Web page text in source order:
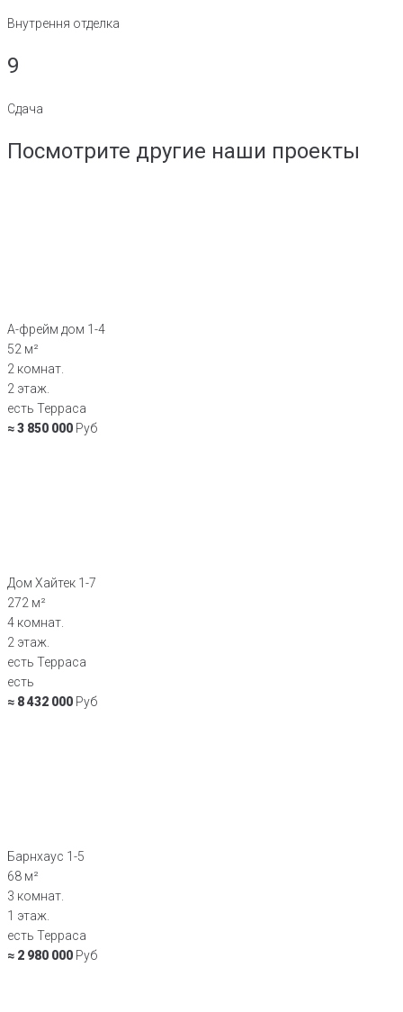
Внутрення отделка
9
Сдача
Посмотрите другие наши проекты
А-фрейм дом 1-4
52 м²
2 комнат.
2 этаж.
есть Терраса
≈ 3 850 000 Руб
Дом Хайтек 1-7
272 м²
4 комнат.
2 этаж.
есть Терраса
есть
≈ 8 432 000 Руб
Барнхаус 1-5
68 м²
3 комнат.
1 этаж.
есть Терраса
≈ 2 980 000 Руб